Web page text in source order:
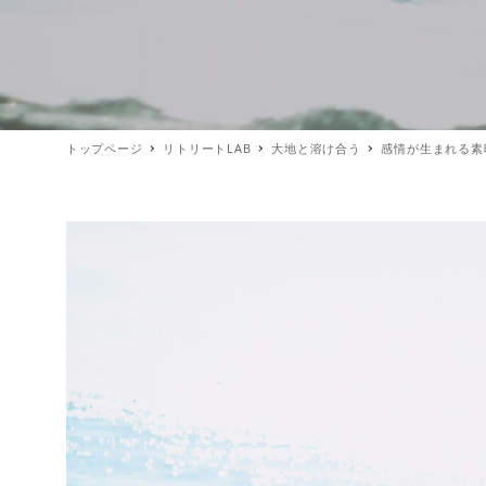
トップページ リトリートLAB 大地と溶け合う 感情が生まれる